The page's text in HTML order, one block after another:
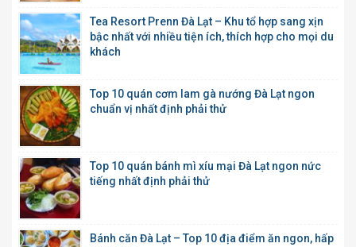
Tea Resort Prenn Đà Lạt – Khu tổ hợp sang xịn
bậc nhất với nhiều tiện ích, thích hợp cho mọi du
khách
Top 10 quán cơm lam gà nướng Đà Lạt ngon
chuẩn vị nhất định phải thử
Top 10 quán bánh mì xíu mại Đà Lạt ngon nức
tiếng nhất định phải thử
Bánh căn Đà Lạt – Top 10 địa điểm ăn ngon, hấp